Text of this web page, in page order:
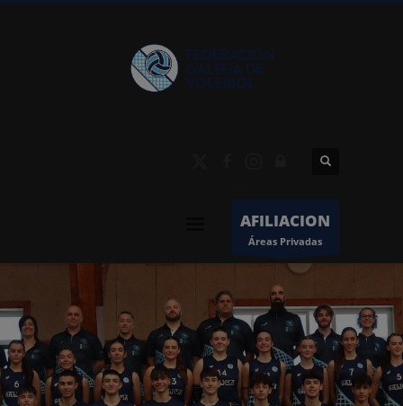
AFILIACION
Áreas Privadas